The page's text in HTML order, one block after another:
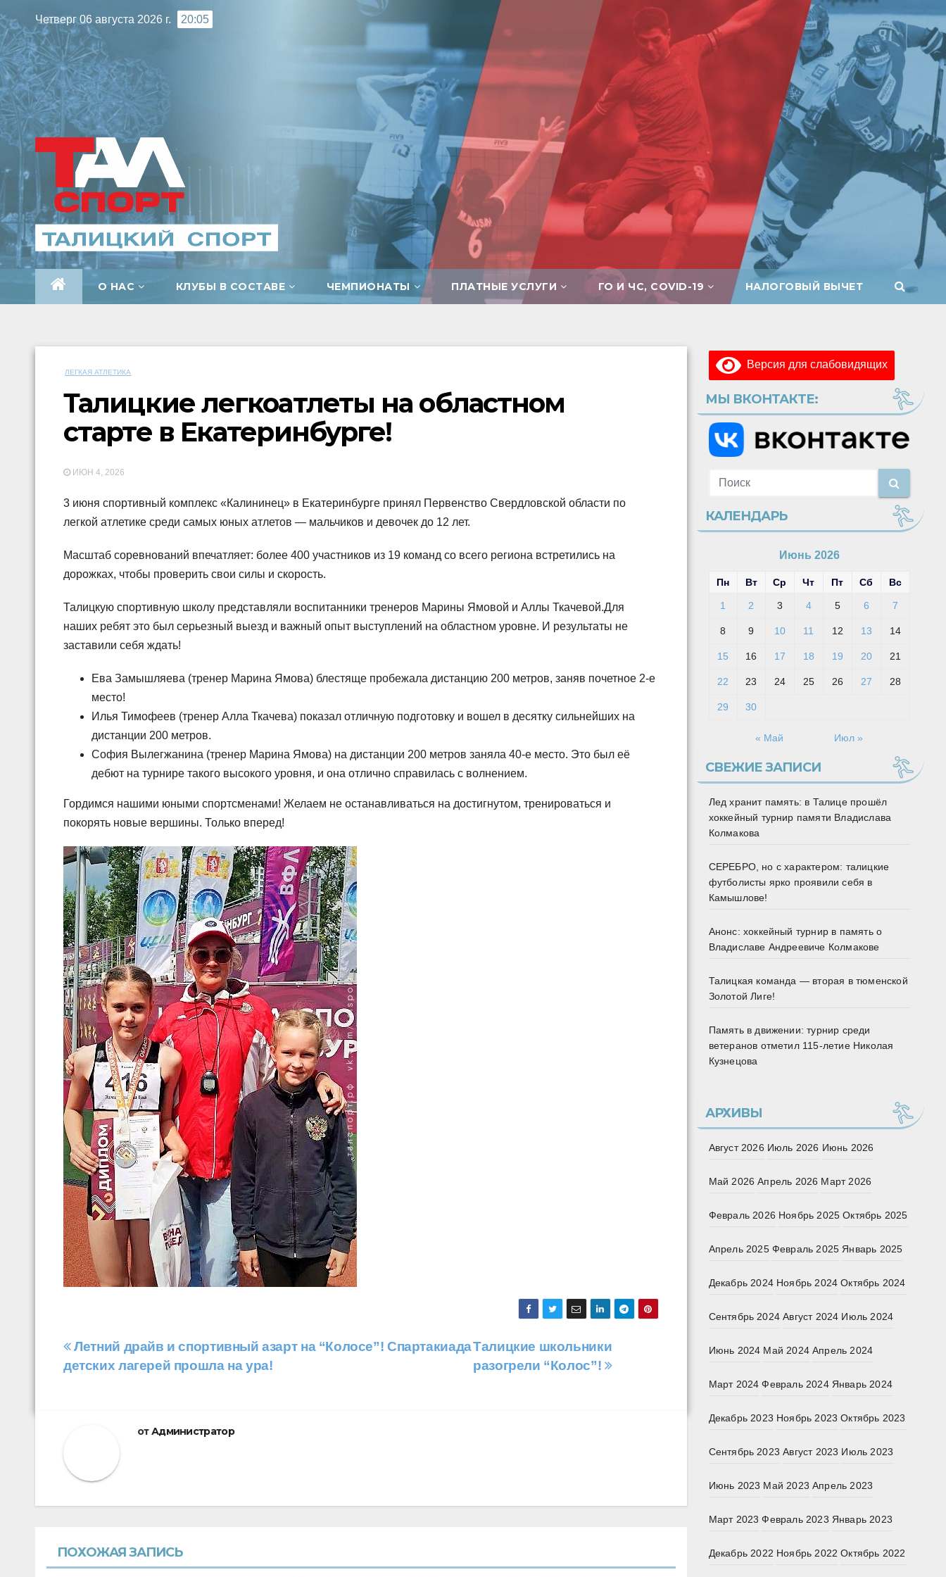
к
содержимому
Четверг 06 августа 2026 г. 20:05
О НАС КЛУБЫ В СОСТАВЕ ЧЕМПИОНАТЫ ПЛАТНЫЕ УСЛУГИ ГО И ЧС, COVID-19 НАЛОГОВЫЙ ВЫЧЕТ
ЛЕГКАЯ АТЛЕТИКА
Талицкие легкоатлеты на областном
старте в Екатеринбурге!
ИЮН 4, 2026
3 июня спортивный комплекс «Калининец» в Екатеринбурге принял Первенство Свердловской области по
легкой атлетике среди самых юных атлетов — мальчиков и девочек до 12 лет.
Масштаб соревнований впечатляет: более 400 участников из 19 команд со всего региона встретились на
дорожках, чтобы проверить свои силы и скорость.
Талицкую спортивную школу представляли воспитанники тренеров Марины Ямовой и Аллы Ткачевой.Для
наших ребят это был серьезный выезд и важный опыт выступлений на областном уровне. И результаты не
заставили себя ждать!
Ева Замышляева (тренер Марина Ямова) блестяще пробежала дистанцию 200 метров, заняв почетное 2-е
место!
Илья Тимофеев (тренер Алла Ткачева) показал отличную подготовку и вошел в десятку сильнейших на
дистанции 200 метров.
София Вылегжанина (тренер Марина Ямова) на дистанции 200 метров заняла 40-е место. Это был её
дебют на турнире такого высокого уровня, и она отлично справилась с волнением.
Гордимся нашими юными спортсменами! Желаем не останавливаться на достигнутом, тренироваться и
покорять новые вершины. Только вперед!
Навигация
по
Талицкие школьники
разогрели “Колос”!
Летний драйв и спортивный азарт на “Колосе”! Спартакиада
детских лагерей прошла на ура!
отАдминистратор
ПОХОЖАЯ ЗАПИСЬ
Версия для слабовидящих
МЫ ВКОНТАКТЕ:
КАЛЕНДАРЬ
Июнь 2026
Пн Вт Ср Чт Пт Сб Вс
1 2 3 4 5 6 7
8 9 10 11 12 13 14
15 16 17 18 19 20 21
22 23 24 25 26 27 28
29 30
« Май Июл »
СВЕЖИЕ ЗАПИСИ
Лед хранит память: в Талице прошёл
хоккейный турнир памяти Владислава
Колмакова
СЕРЕБРО, но с характером: талицкие
футболисты ярко проявили себя в
Камышлове!
Анонс: хоккейный турнир в память о
Владиславе Андреевиче Колмакове
Талицкая команда — вторая в тюменской
Золотой Лиге!
Память в движении: турнир среди
ветеранов отметил 115‑летие Николая
Кузнецова
АРХИВЫ
Август 2026 Июль 2026 Июнь 2026
Май 2026 Апрель 2026 Март 2026
Февраль 2026 Ноябрь 2025 Октябрь 2025
Апрель 2025 Февраль 2025 Январь 2025
Декабрь 2024 Ноябрь 2024 Октябрь 2024
Сентябрь 2024 Август 2024 Июль 2024
Июнь 2024 Май 2024 Апрель 2024
Март 2024 Февраль 2024 Январь 2024
Декабрь 2023 Ноябрь 2023 Октябрь 2023
Сентябрь 2023 Август 2023 Июль 2023
Июнь 2023 Май 2023 Апрель 2023
Март 2023 Февраль 2023 Январь 2023
Декабрь 2022 Ноябрь 2022 Октябрь 2022